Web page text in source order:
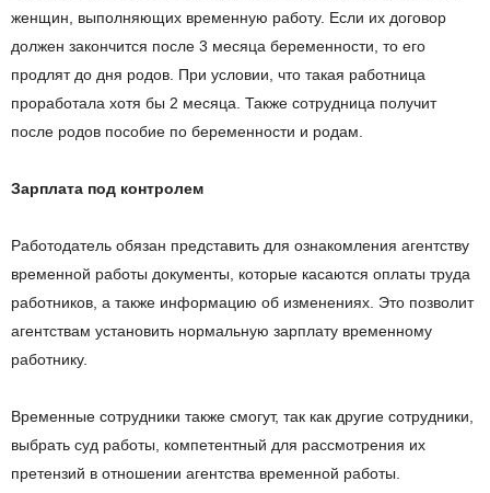
женщин, выполняющих временную работу. Если их договор
должен закончится после 3 месяца беременности, то его
продлят до дня родов. При условии, что такая работница
проработала хотя бы 2 месяца. Также сотрудница получит
после родов пособие по беременности и родам.
Зарплата под контролем
Работодатель обязан представить для ознакомления агентству
временной работы документы, которые касаются оплаты труда
работников, а также информацию об изменениях. Это позволит
агентствам установить нормальную зарплату временному
работнику.
Временные сотрудники также смогут, так как другие сотрудники,
выбрать суд работы, компетентный для рассмотрения их
претензий в отношении агентства временной работы.